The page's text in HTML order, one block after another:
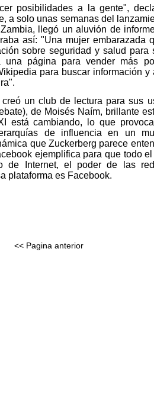
posibilidades a la gente",
a solo unas semanas del
llegó un aluvión de
así: "Una mujer embarazada
sobre seguridad y salud para
página para vender más
para buscar información y
un club de lectura para sus
de Moisés Naím, brillante
cambiando, lo que provoca
de influencia en un
que Zuckerberg parece
ejemplifica para que todo
de Internet, el poder de las
plataforma es Facebook.
<< Pagina anterior